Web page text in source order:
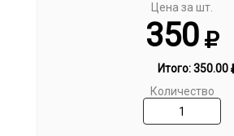
Цена за шт.
350
Итого:350.00
Количество